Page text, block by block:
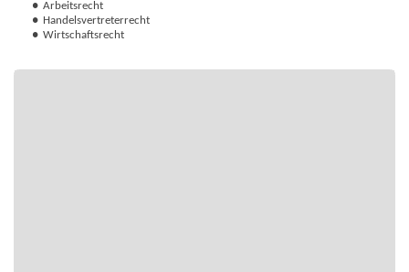
Arbeitsrecht
Handelsvertreterrecht
Wirtschaftsrecht